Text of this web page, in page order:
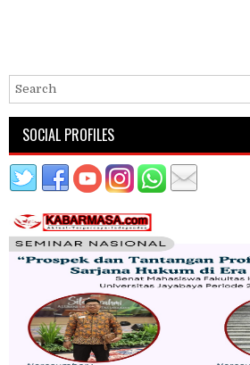
SOCIAL PROFILES